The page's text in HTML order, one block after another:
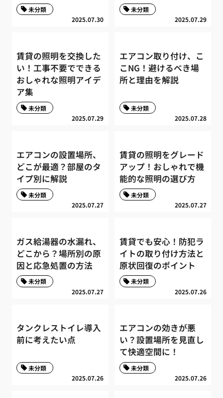
2025.07.30
未分類
2025.07.29
未分類
賃貸の照明を交換した
い！工事不要でできる
おしゃれな照明アイデ
ア集
2025.07.29
未分類
エアコン取り付け、こ
こNG！避けるべき場
所と理由を解説
2025.07.28
未分類
エアコンの設置場所、
どこが最適？部屋のタ
イプ別に解説
2025.07.27
未分類
賃貸の照明をグレード
アップ！おしゃれで機
能的な照明の選び方
2025.07.27
未分類
ガス給湯器の水漏れ、
どこから？場所別の原
因と応急処置の方法
2025.07.27
未分類
賃貸でも安心！防犯ラ
イトの取り付け方法と
原状回復のポイント
2025.07.26
未分類
タンクレストイレ導入
前に考えたい点
2025.07.26
未分類
エアコンの効きが悪
い？設置場所を見直し
て快適空間に！
2025.07.26
未分類